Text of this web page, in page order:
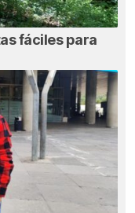
fáciles para